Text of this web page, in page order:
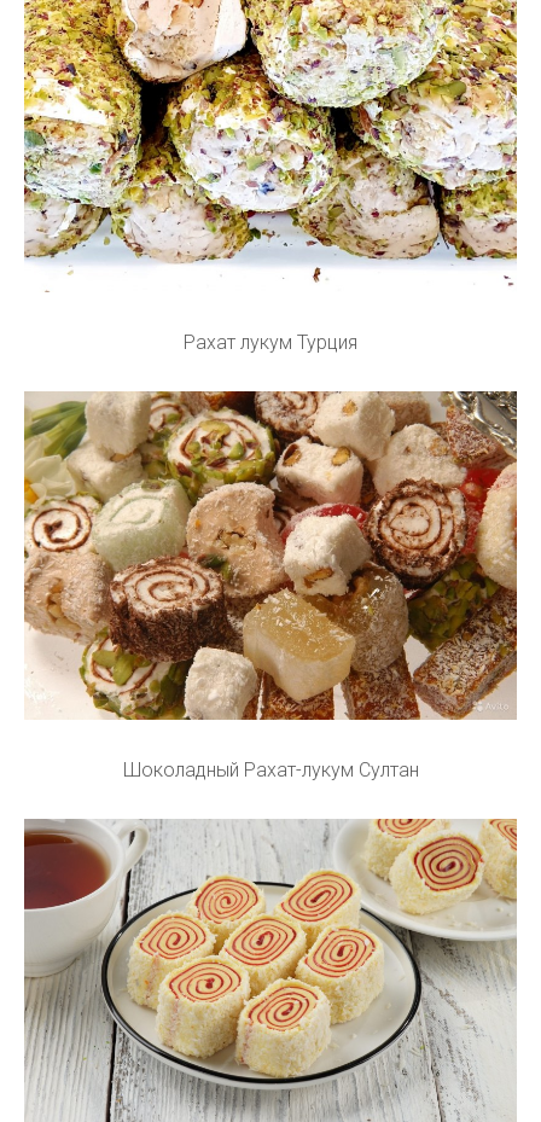
Рахат лукум Турция
Шоколадный Рахат-лукум Султан